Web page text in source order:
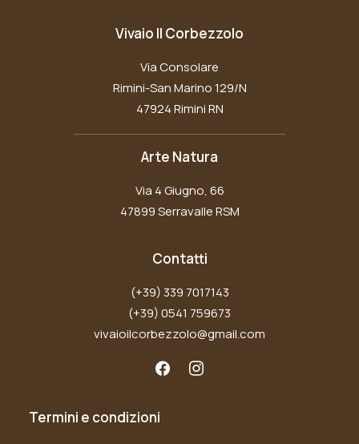
Vivaio Il Corbezzolo
Via Consolare
Rimini-San Marino 129/N
47924 Rimini RN
Arte Natura
Via 4 Giugno, 66
47899 Serravalle RSM
Contatti
(+39) 339 7017143
(+39) 0541 759673
vivaioilcorbezzolo@gmail.com
Termini e condizioni